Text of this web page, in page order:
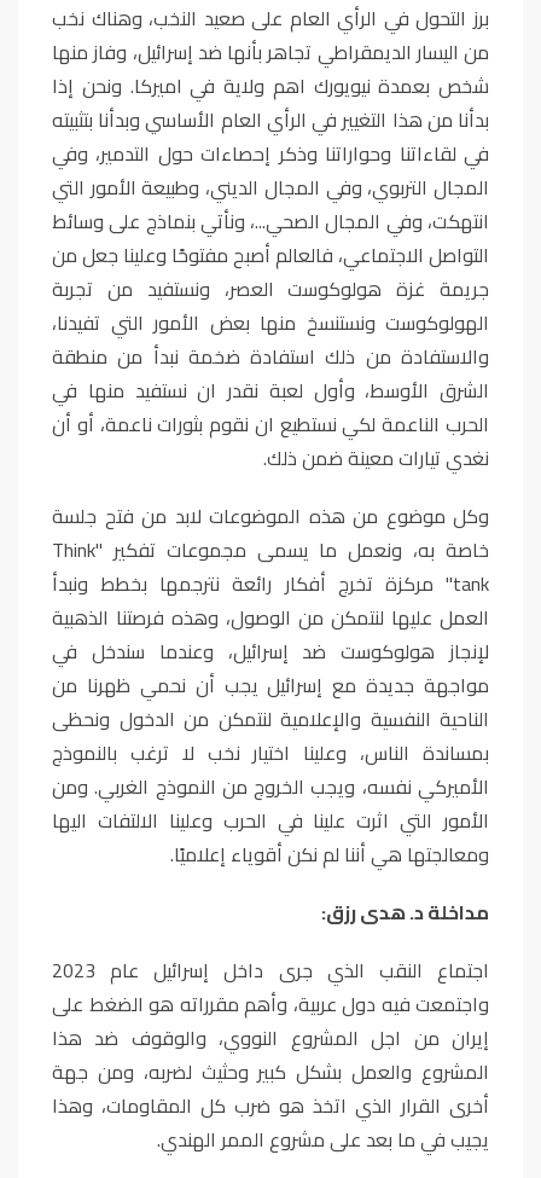
برز التحول في الرأي العام على صعيد النخب، وهناك نخب
من اليسار الديمقراطي تجاهر بأنها ضد إسرائيل، وفاز منها
شخص بعمدة نيويورك اهم ولاية في اميركا. ونحن إذا
بدأنا من هذا التغيير في الرأي العام الأساسي وبدأنا بتثبيته
في لقاءاتنا وحواراتنا وذكر إحصاءات حول التدمير، وفي
المجال التربوي، وفي المجال الديني، وطبيعة الأمور التي
انتهكت، وفي المجال الصحي...، ونأتي بنماذج على وسائط
التواصل الاجتماعي، فالعالم أصبح مفتوحًا وعلينا جعل من
جريمة غزة هولوكوست العصر، ونستفيد من تجربة
الهولوكوست ونستنسخ منها بعض الأمور التي تفيدنا،
والاستفادة من ذلك استفادة ضخمة نبدأ من منطقة
الشرق الأوسط، وأول لعبة نقدر ان نستفيد منها في
الحرب الناعمة لكي نستطيع ان نقوم بثورات ناعمة، أو أن
نغدي تيارات معينة ضمن ذلك.
وكل موضوع من هذه الموضوعات لابد من فتح جلسة
خاصة به، ونعمل ما يسمى مجموعات تفكير "Think
tank" مركزة تخرج أفكار رائعة نترجمها بخطط ونبدأ
العمل عليها لنتمكن من الوصول، وهذه فرصتنا الذهبية
لإنجاز هولوكوست ضد إسرائيل، وعندما سندخل في
مواجهة جديدة مع إسرائيل يجب أن نحمي ظهرنا من
الناحية النفسية والإعلامية لنتمكن من الدخول ونحظى
بمساندة الناس، وعلينا اختيار نخب لا ترغب بالنموذج
الأميركي نفسه، ويجب الخروج من النموذج الغربي. ومن
الأمور التي اثرت علينا في الحرب وعلينا الالتفات اليها
ومعالجتها هي أننا لم نكن أقوياء إعلاميًا.
مداخلة د. هدى رزق:
اجتماع النقب الذي جرى داخل إسرائيل عام 2023
واجتمعت فيه دول عربية، وأهم مقرراته هو الضغط على
إيران من اجل المشروع النووي، والوقوف ضد هذا
المشروع والعمل بشكل كبير وحثيث لضربه، ومن جهة
أخرى القرار الذي اتخذ هو ضرب كل المقاومات، وهذا
يجيب في ما بعد على مشروع الممر الهندي.